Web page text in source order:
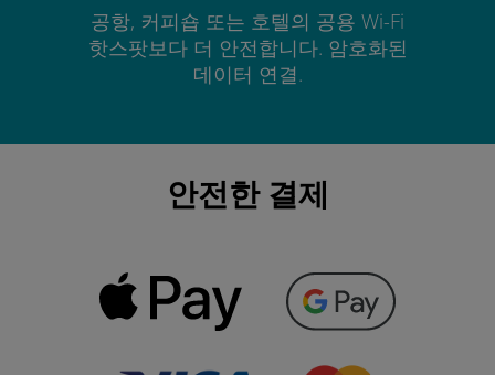
공항, 커피숍 또는 호텔의 공용 Wi-Fi
핫스팟보다 더 안전합니다. 암호화된
데이터 연결.
안전한 결제